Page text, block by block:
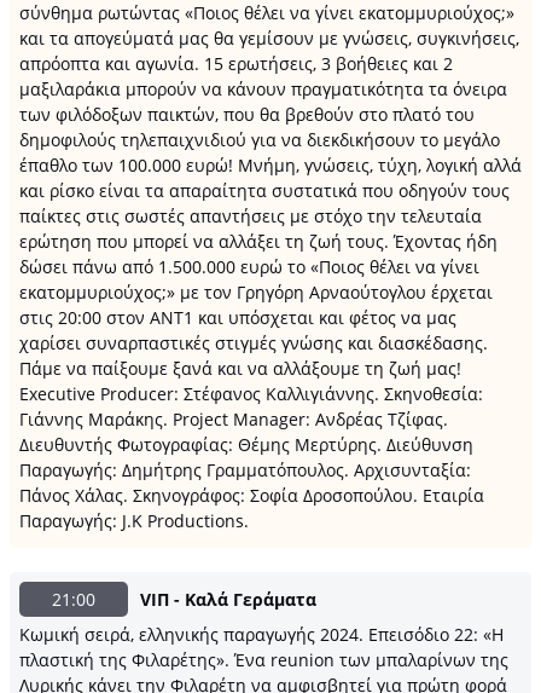
σύνθημα ρωτώντας «Ποιος θέλει να γίνει εκατομμυριούχος;»
και τα απογεύματά μας θα γεμίσουν με γνώσεις, συγκινήσεις,
απρόοπτα και αγωνία. 15 ερωτήσεις, 3 βοήθειες και 2
μαξιλαράκια μπορούν να κάνουν πραγματικότητα τα όνειρα
των φιλόδοξων παικτών, που θα βρεθούν στο πλατό του
δημοφιλούς τηλεπαιχνιδιού για να διεκδικήσουν το μεγάλο
έπαθλο των 100.000 ευρώ! Μνήμη, γνώσεις, τύχη, λογική αλλά
και ρίσκο είναι τα απαραίτητα συστατικά που οδηγούν τους
παίκτες στις σωστές απαντήσεις με στόχο την τελευταία
ερώτηση που μπορεί να αλλάξει τη ζωή τους. Έχοντας ήδη
δώσει πάνω από 1.500.000 ευρώ το «Ποιος θέλει να γίνει
εκατομμυριούχος;» με τον Γρηγόρη Αρναούτογλου έρχεται
στις 20:00 στον ΑΝΤ1 και υπόσχεται και φέτος να μας
χαρίσει συναρπαστικές στιγμές γνώσης και διασκέδασης.
Πάμε να παίξουμε ξανά και να αλλάξουμε τη ζωή μας!
Executive Producer: Στέφανος Καλλιγιάννης. Σκηνοθεσία:
Γιάννης Μαράκης. Project Manager: Ανδρέας Τζίφας.
Διευθυντής Φωτογραφίας: Θέμης Μερτύρης. Διεύθυνση
Παραγωγής: Δημήτρης Γραμματόπουλος. Αρχισυνταξία:
Πάνος Χάλας. Σκηνογράφος: Σοφία Δροσοπούλου. Εταιρία
Παραγωγής: J.K Productions.
21:00
VΙΠ - Καλά Γεράματα
Κωμική σειρά, ελληνικής παραγωγής 2024. Επεισόδιο 22: «Η
πλαστική της Φιλαρέτης». Ένα reunion των μπαλαρίνων της
Λυρικής κάνει την Φιλαρέτη να αμφισβητεί για πρώτη φορά